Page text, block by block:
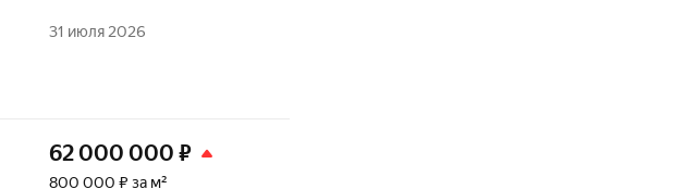
31 июля 2026
62 000 000 ₽
800 000 ₽ за м²